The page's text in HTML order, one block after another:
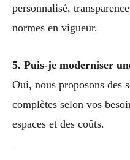
personnalisé,
normes en vigueur.
5. Puis-je moderniser
Oui, nous proposons des
complètes selon vos
espaces et des coûts.